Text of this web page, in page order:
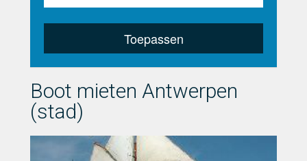
Toepassen
Boot mieten Antwerpen
(stad)